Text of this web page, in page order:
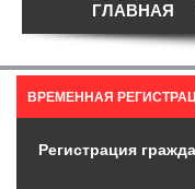
ГЛАВНАЯ
ВРЕМЕННАЯ
Регистрация